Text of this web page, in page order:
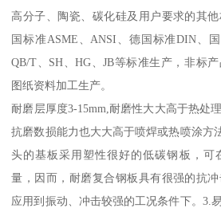
高分子、陶瓷、碳化硅及用户要求的其
国标准ASME、ANSI、德国标准DIN、
QB/T、SH、HG、JB等标准生产，非标
图纸资料加工生产。
耐磨层厚度3-15mm,耐磨性大大高于热处
抗磨数损能力也大大高于喷焊或热喷涂方
头的基板采用塑性很好的低碳钢板，可
量，因而，耐磨复合钢板具有很强的抗
应用到振动、冲击较强的工况条件下。3.